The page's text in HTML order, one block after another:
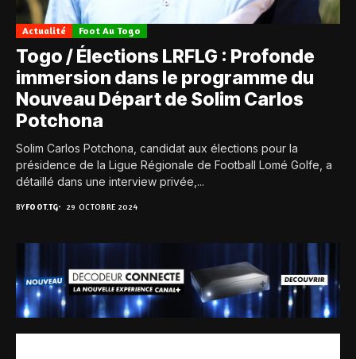
Actualité Foot Au Togo
Togo / Élections LRFLG : Profonde
immersion dans le programme du
Nouveau Départ de Solim Carlos
Potchona
Solim Carlos Potchona, candidat aux élections pour la
présidence de la Ligue Régionale de Football Lomé Golfe, a
détaillé dans une interview privée,...
BYFOOT.TG 29 OCTOBRE 2024